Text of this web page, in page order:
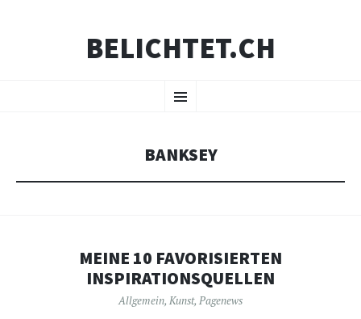
BELICHTET.CH
Menü
INHALT
BANKSEY
MEINE 10 FAVORISIERTEN
INSPIRATIONSQUELLEN
Allgemein, Kunst, Pagenews